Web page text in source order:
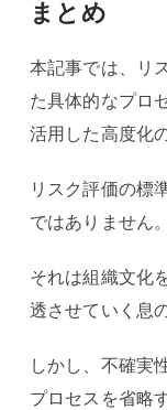
まとめ
本記事では、リ
た具体的なプロ
活用した高度化
リスク評価の標
ではありません。
それは組織文化
透させていく息
しかし、不確実
プロセスを省略